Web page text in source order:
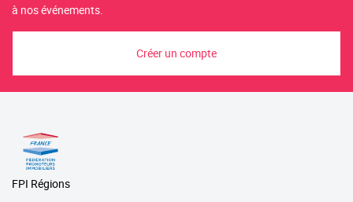
à nos événements.
Créer un compte
FPI Régions